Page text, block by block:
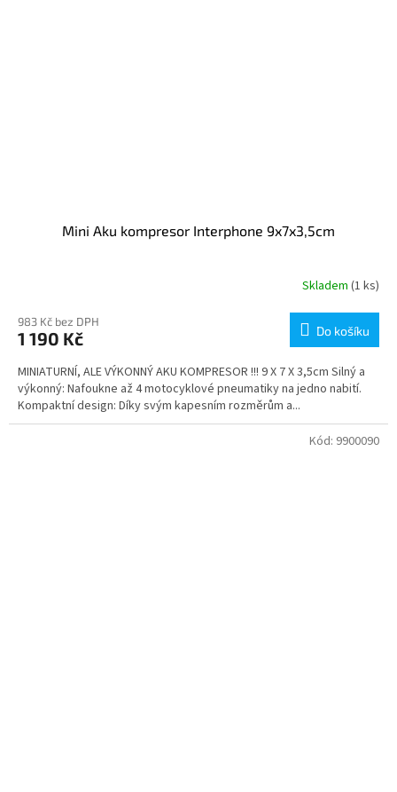
Mini Aku kompresor Interphone 9x7x3,5cm
Skladem (1 ks)
983 Kč bez DPH
1 190 Kč Do košíku
MINIATURNÍ, ALE VÝKONNÝ AKU KOMPRESOR !!! 9 X 7 X 3,5cm Silný a
výkonný: Nafoukne až 4 motocyklové pneumatiky na jedno nabití.
Kompaktní design: Díky svým kapesním rozměrům a...
Kód: 9900090